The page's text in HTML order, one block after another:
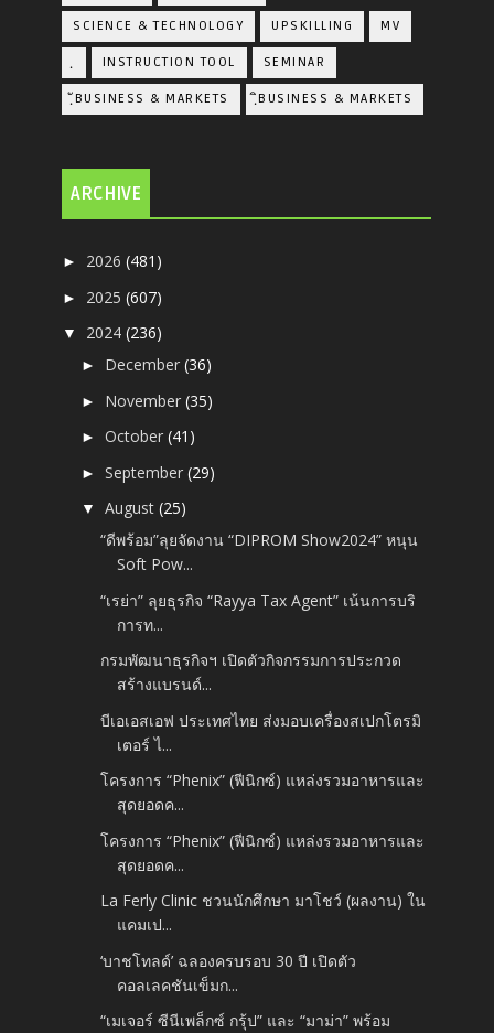
SCIENCE & TECHNOLOGY UPSKILLING MV
INSTRUCTION TOOL SEMINAR
ฺัBUSINESS & MARKETS ฺิBUSINESS & MARKETS
ARCHIVE
► 2026(481)
► 2025(607)
▼ 2024(236)
► December(36)
► November(35)
►October(41)
►September(29)
▼August(25)
“ดีพร้อม”ลุยจัดงาน “DIPROM Show2024” หนุน
Soft Pow...
“เรย่า” ลุยธุรกิจ “Rayya Tax Agent” เน้นการบริ
การท...
กรมพัฒนาธุรกิจฯ เปิดตัวกิจกรรมการประกวด
สร้างแบรนด์...
บีเอเอสเอฟ ประเทศไทย ส่งมอบเครื่องสเปกโตรมิ
เตอร์ ไ...
โครงการ “Phenix” (ฟีนิกซ์) แหล่งรวมอาหารและ
สุดยอดค...
โครงการ “Phenix” (ฟีนิกซ์) แหล่งรวมอาหารและ
สุดยอดค...
La Ferly Clinic ชวนนักศึกษา มาโชว์ (ผลงาน) ใน
แคมเป...
‘บาชโทลด์’ ฉลองครบรอบ 30 ปี เปิดตัว
คอลเลคชันเข็มก...
“เมเจอร์ ซีนีเพล็กซ์ กรุ้ป” และ “มาม่า” พร้อม